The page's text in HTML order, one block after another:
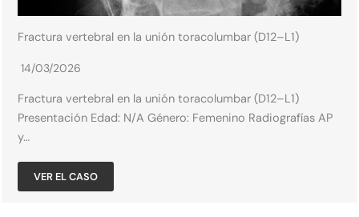
Fractura vertebral en la unión toracolumbar (D12–L1)
14/03/2026
Fractura vertebral en la unión toracolumbar (D12–L1)
Presentación Edad: N/A​ Género: Femenino​ Radiografías AP
y…
VER EL CASO